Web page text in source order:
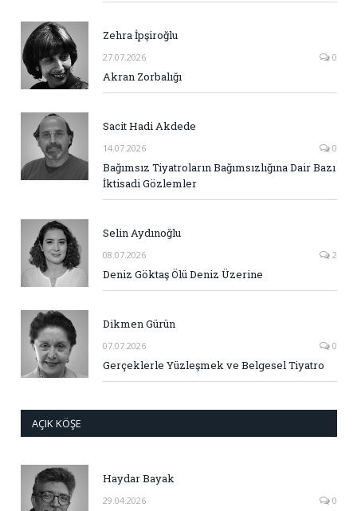
Zehra İpşiroğlu
27.07.2026 0
Akran Zorbalığı
Sacit Hadi Akdede
14.07.2026 0
Bağımsız Tiyatroların Bağımsızlığına Dair Bazı
İktisadi Gözlemler
Selin Aydınoğlu
08.07.2026 2
Deniz Göktaş Ölü Deniz Üzerine
Dikmen Gürün
07.07.2026 0
Gerçeklerle Yüzleşmek ve Belgesel Tiyatro
AÇIK KÖŞE
Haydar Bayak
29.04.2026 0